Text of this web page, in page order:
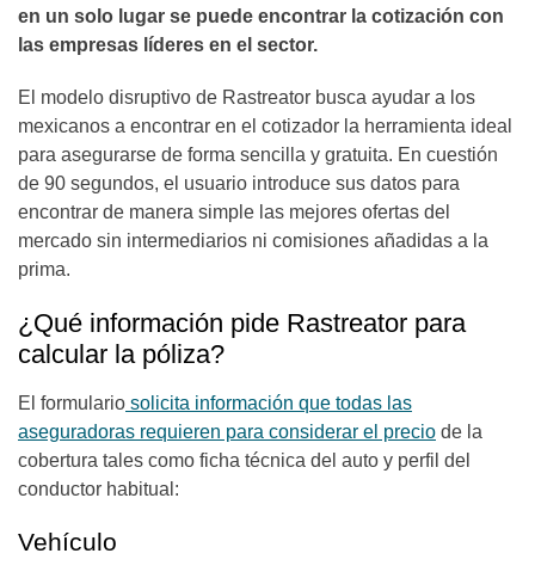
en un solo lugar se puede encontrar la cotización con
las empresas líderes en el sector.
El modelo disruptivo de Rastreator busca ayudar a los
mexicanos a encontrar en el cotizador la herramienta ideal
para asegurarse de forma sencilla y gratuita. En cuestión
de 90 segundos, el usuario introduce sus datos para
encontrar de manera simple las mejores ofertas del
mercado sin intermediarios ni comisiones añadidas a la
prima.
¿Qué información pide Rastreator para
calcular la póliza?
El formulario solicita información que todas las
aseguradoras requieren para considerar el precio de la
cobertura tales como ficha técnica del auto y perfil del
conductor habitual:
Vehículo